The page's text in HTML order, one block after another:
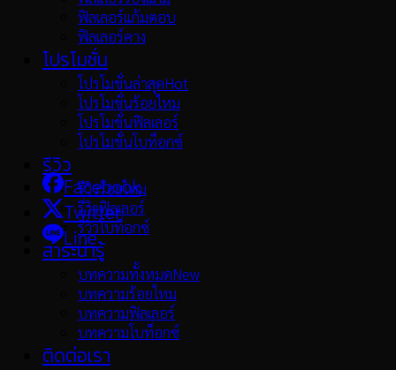
ฟิลเลอร์แก้มตอบ
ฟิลเลอร์คาง
โปรโมชั่น
โปรโมชั่นล่าสุด
โปรโมชั่นร้อยไหม
โปรโมชั่นฟิลเลอร์
โปรโมชั่นโบท็อกซ์
รีวิว
รีวิวร้อยไหม
รีวิวฟิลเลอร์
รีวิวโบท็อกซ์
สาระน่ารู้
บทความทั้งหมด
บทความร้อยไหม
บทความฟิลเลอร์
บทความโบท็อกซ์
ติดต่อเรา
Facebook
Twitter
Line